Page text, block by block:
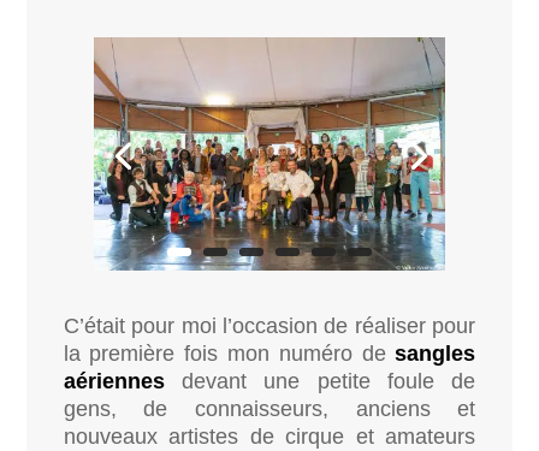
C’était pour moi l’occasion de réaliser pour
la première fois mon numéro desangles
aériennesdevant une petite foule de
gens, de connaisseurs, anciens et
nouveaux artistes de cirque et amateurs